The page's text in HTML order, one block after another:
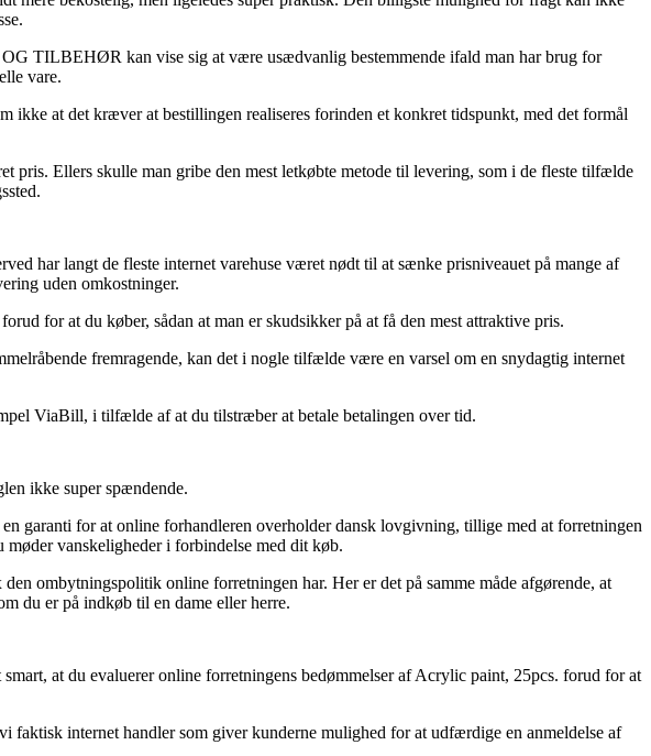
kan vise sig at være usædvanlig bestemmende ifald man har brug for
vare.
ikke at det kræver at bestillingen realiseres forinden et konkret tidspunkt, med det formål
pris. Ellers skulle man gribe den mest letkøbte metode til levering, som i de fleste tilfælde
har langt de fleste internet varehuse været nødt til at sænke prisniveauet på mange af
uden omkostninger.
for at du køber, sådan at man er skudsikker på at få den mest attraktive pris.
fremragende, kan det i nogle tilfælde være en varsel om en snydagtig internet
ViaBill, i tilfælde af at du tilstræber at betale betalingen over tid.
ikke super spændende.
garanti for at online forhandleren overholder dansk lovgivning, tillige med at forretningen
vanskeligheder i forbindelse med dit køb.
ombytningspolitik online forretningen har. Her er det på samme måde afgørende, at
du er på indkøb til en dame eller herre.
at du evaluerer online forretningens bedømmelser af Acrylic paint, 25pcs. forud for at
internet handler som giver kunderne mulighed for at udfærdige en anmeldelse af